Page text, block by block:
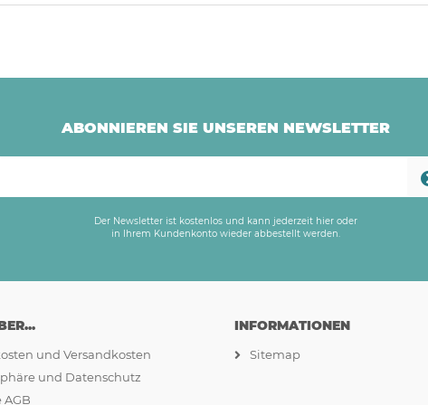
ABONNIEREN SIE UNSEREN NEWSLETTER
Der Newsletter ist kostenlos und kann jederzeit hier oder
in Ihrem Kundenkonto wieder abbestellt werden.
und Versandkosten
und Datenschutz
AGB
INFORMATIONEN
Sitemap